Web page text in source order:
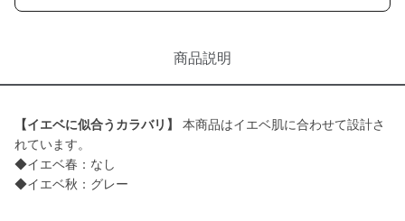
商品説明
【イエベに似合うカラバリ】
本商品はイエベ肌に合わせて設計さ
れています。
◆イエベ春：なし
◆イエベ秋：グレー